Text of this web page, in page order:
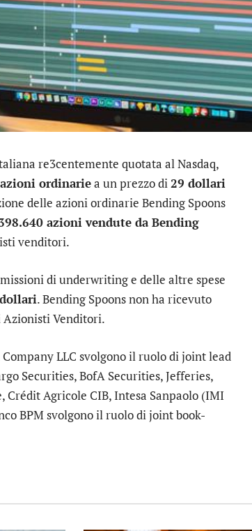
re3centemente quotata al Nasdaq,
ordinariea un prezzo di29 dollari
delle azioni ordinarie Bending Spoons
azioni vendute da Bending
venditori.
di underwriting e delle altre spese
. Bending Spoons non ha ricevuto
Azionisti Venditori.
LLC svolgono il ruolo di joint lead
Securities, BofA Securities, Jefferies,
Crédit Agricole CIB, Intesa Sanpaolo (IMI
BPM svolgono il ruolo di joint book-